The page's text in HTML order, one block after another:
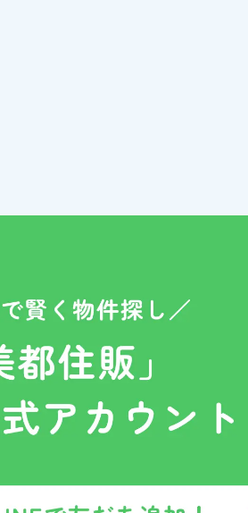
イトに個人情報の収集にあたり掲示
のアクセスログよりお客様のIPア
人でドメインを取得し、そのWeb
個人が特定できることはありません。
サイトの管理のため。
（Cookie）について
ではサービスの機能実現のための情
とは、お客様がWebサイトを訪れ
ことで、主にシステムが個々のユ
り一度入力いただいた情報を次回